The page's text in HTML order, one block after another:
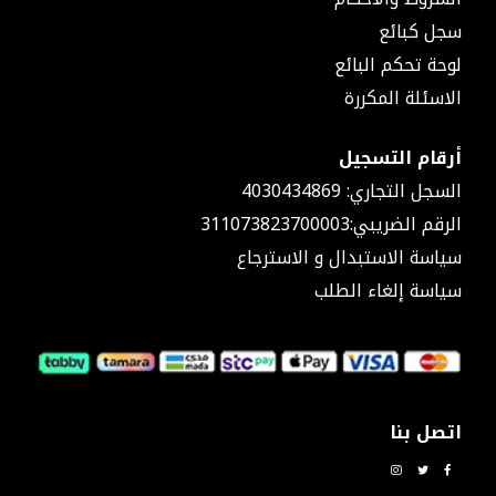
قسامات
نقاص
حراري
موصل
حراري
محابس
محبس
مدمج
يد
محبس
محبس
نقاص
سجل كبائع
لوحة تحكم البائع
الاسئلة المكررة
أرقام التسجيل
السجل التجاري: 4030434869
الرقم الضريبي:311073823700003
سياسة الاستبدال و الاسترجاع
سياسة إلغاء الطلب
اتصل بنا